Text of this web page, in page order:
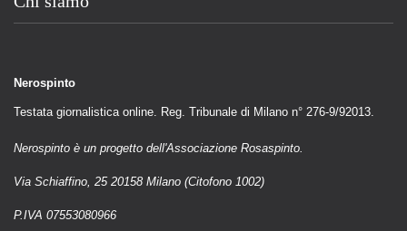
Nerospinto
Testata giornalistica online. Reg. Tribunale di Milano n° 276-9/92013.
Nerospinto è un progetto dell'Associazione Rosaspinto.
Via Schiaffino, 25 20158 Milano (Citofono 1002)
P.IVA 07553080966